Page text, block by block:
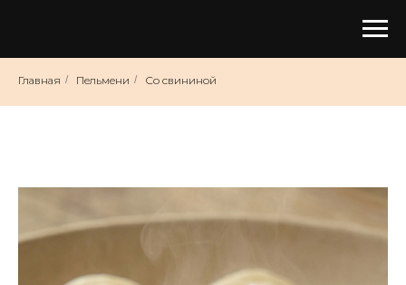
Главная / Пельмени / Со свининой